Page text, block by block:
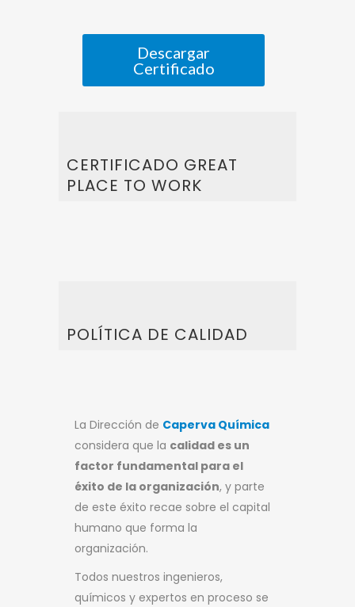
Descargar
Certificado
CERTIFICADO GREAT
PLACE TO WORK
POLÍTICA DE CALIDAD
La Dirección de Caperva Química
considera que la calidad es un
factor fundamental para el
éxito de la organización, y parte
de este éxito recae sobre el capital
humano que forma la
organización.
Todos nuestros ingenieros,
químicos y expertos en proceso se